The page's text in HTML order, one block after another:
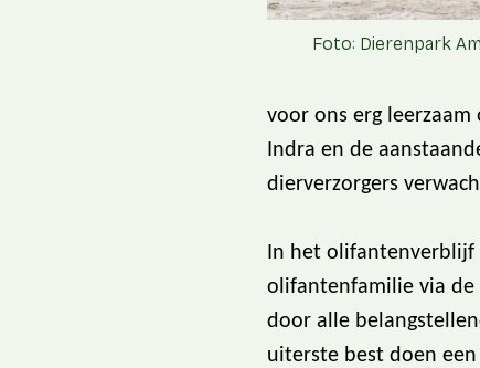
Foto: Dierenpark
voor ons erg
Indra en de
dierverzorgers
In het olifantenverblijf
olifantenfamilie via de
door alle
uiterste best doen